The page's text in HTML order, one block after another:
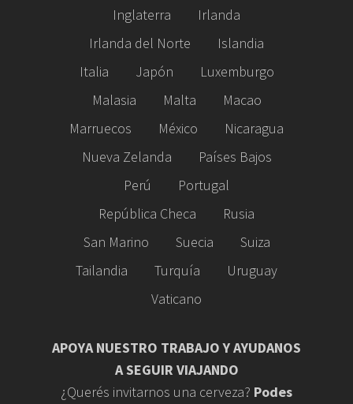
Inglaterra
Irlanda
Irlanda del Norte
Islandia
Italia
Japón
Luxemburgo
Malasia
Malta
Macao
Marruecos
México
Nicaragua
Nueva Zelanda
Países Bajos
Perú
Portugal
República Checa
Rusia
San Marino
Suecia
Suiza
Tailandia
Turquía
Uruguay
Vaticano
APOYA NUESTRO TRABAJO Y AYUDANOS
A SEGUIR VIAJANDO
¿Querés invitarnos una cerveza? Podes